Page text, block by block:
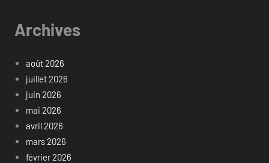
Archives
août 2026
juillet 2026
juin 2026
mai 2026
avril 2026
mars 2026
février 2026